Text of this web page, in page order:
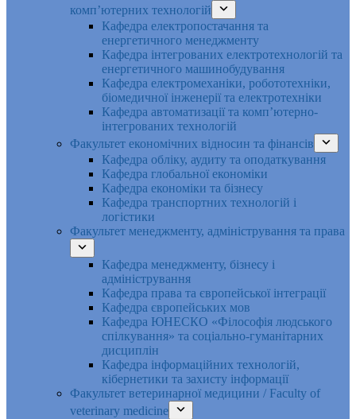
комп’ютерних технологій
Кафедра електропостачання та
енергетичного менеджменту
Кафедра інтегрованих електротехнологій та
енергетичного машинобудування
Кафедра електромеханіки, робототехніки,
біомедичної інженерії та електротехніки
Кафедра автоматизації та комп’ютерно-
інтегрованих технологій
Факультет економічних відносин та фінансів
Кафедра обліку, аудиту та оподаткування
Кафедра глобальної економіки
Кафедра економіки та бізнесу
Кафедра транспортних технологій і
логістики
Факультет менеджменту, адміністрування та права
Кафедра менеджменту, бізнесу і
адміністрування
Кафедра права та європейської інтеграції
Кафедра європейських мов
Кафедра ЮНЕСКО «Філософія людського
спілкування» та соціально-гуманітарних
дисциплін
Кафедра інформаційних технологій,
кібернетики та захисту інформації
Факультет ветеринарної медицини / Faculty of
veterinary medicine